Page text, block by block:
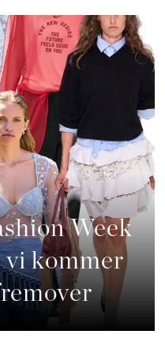
Week
vi kommer